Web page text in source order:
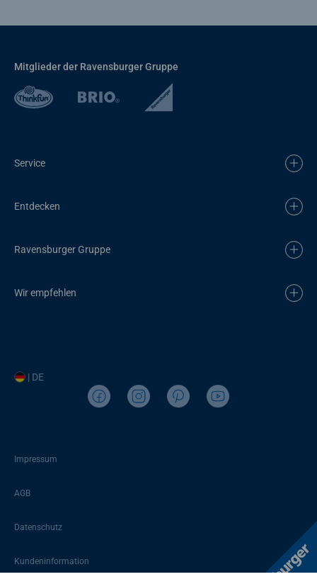
Mitglieder der Ravensburger Gruppe
Service
Entdecken
Ravensburger Gruppe
Wir empfehlen
| DE
Impressum
AGB
Datenschutz
Kundeninformation